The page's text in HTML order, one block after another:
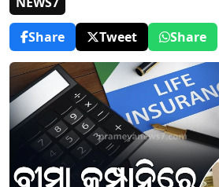
Share
Tweet Share